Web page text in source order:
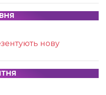
нову